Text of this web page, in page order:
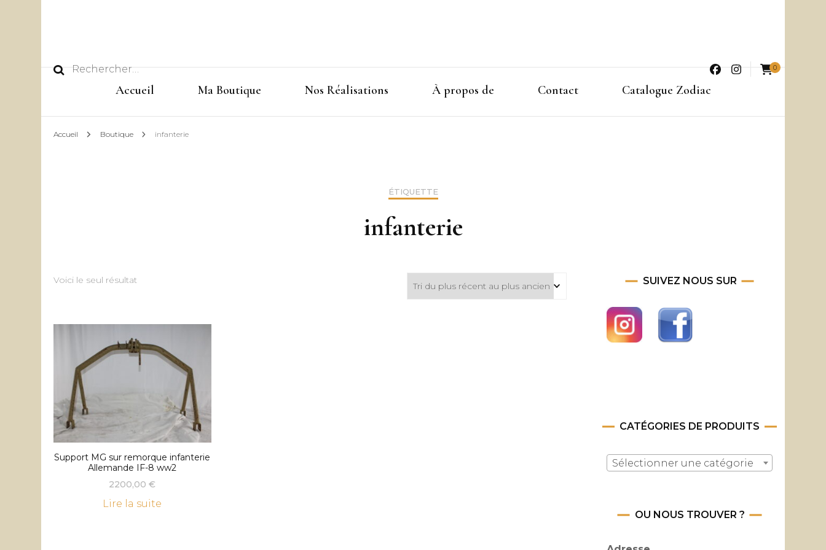
Rechercher : 0
Accueil Ma Boutique Nos Réalisations À propos de Contact Catalogue Zodiac
Accueil Boutique infanterie
ÉTIQUETTE
infanterie
Voici le seul résultat
Support MG sur remorque infanterie
Allemande IF-8 ww2
2200,00€
Lire la suite
SUIVEZ NOUS SUR
CATÉGORIES DE PRODUITS
Sélectionner une catégorie
OU NOUS TROUVER ?